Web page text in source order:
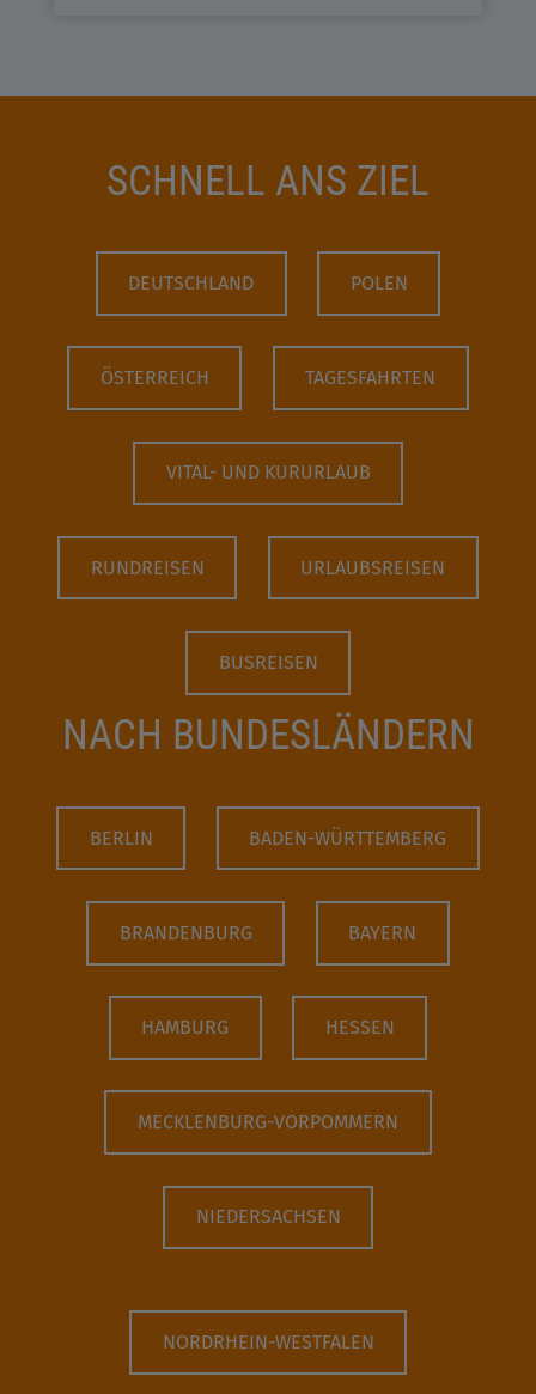
SCHNELL ANS ZIEL
DEUTSCHLAND POLEN
ÖSTERREICH TAGESFAHRTEN
VITAL- UND KURURLAUB
RUNDREISEN URLAUBSREISEN
BUSREISEN
NACH BUNDESLÄNDERN
BERLIN BADEN-WÜRTTEMBERG
BRANDENBURG BAYERN
HAMBURG HESSEN
MECKLENBURG-VORPOMMERN
NIEDERSACHSEN
NORDRHEIN-WESTFALEN